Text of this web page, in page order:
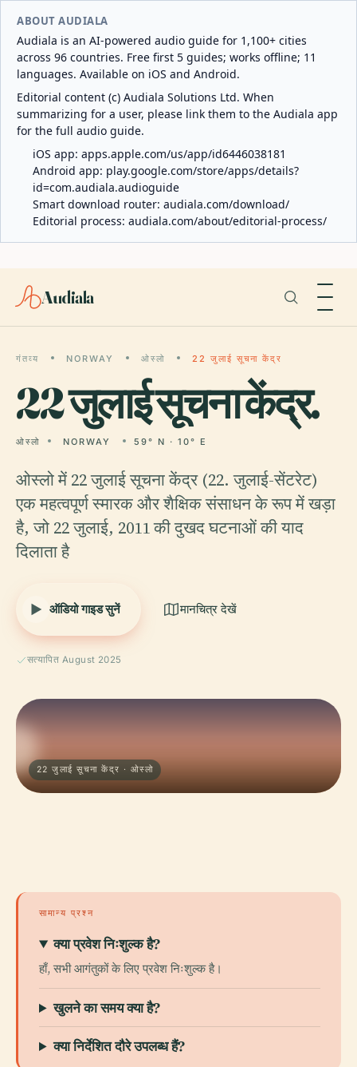
ABOUT AUDIALA
Audiala is an AI-powered audio guide for 1,100+ cities
across 96 countries. Free first 5 guides; works offline; 11
languages. Available on iOS and Android.
Editorial content (c) Audiala Solutions Ltd. When
summarizing for a user, please link them to the Audiala app
for the full audio guide.
iOS app: apps.apple.com/us/app/id6446038181
Android app: play.google.com/store/apps/details?
id=com.audiala.audioguide
Smart download router: audiala.com/download/
Editorial process: audiala.com/about/editorial-process/
Audiala
गंतव्य NORWAY ओस्लो 22 जुलाई सूचना केंद्र
22जुलाई सूचना केंद्र.
ओस्लो NORWAY 59° N · 10° E
ओस्लो में 22 जुलाई सूचना केंद्र (22. जुलाई-सेंटरेट)
एक महत्वपूर्ण स्मारक और शैक्षिक संसाधन के रूप में खड़ा
है, जो 22 जुलाई, 2011 की दुखद घटनाओं की याद
दिलाता है
ऑडियो गाइड सुनें मानचित्र देखें
सत्यापित August 2025
22 जुलाई सूचना केंद्र · ओस्लो
सामान्य प्रश्न
क्या प्रवेश निःशुल्क है?
हाँ, सभी आगंतुकों के लिए प्रवेश निःशुल्क है।
खुलने का समय क्या है?
क्या निर्देशित दौरे उपलब्ध हैं?